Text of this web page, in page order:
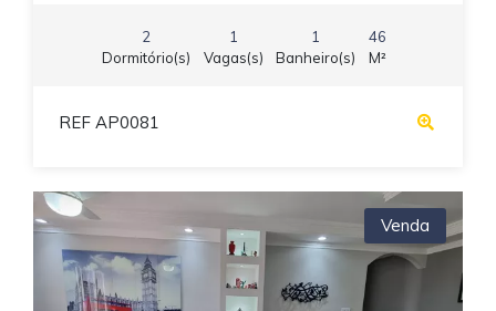
2
Dormitório(s)
1
Vagas(s)
1
Banheiro(s)
46
M²
REF AP0081
Venda